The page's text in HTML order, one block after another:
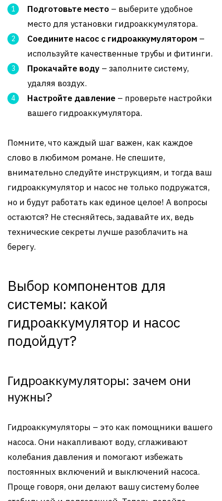
Подготовьте место – выберите удобное
место для установки гидроаккумулятора.
Соедините насос с гидроаккумулятором –
используйте качественные трубы и фитинги.
Прокачайте воду – заполните систему,
удаляя воздух.
Настройте давление – проверьте настройки
вашего гидроаккумулятора.
Помните, что каждый шаг важен, как каждое
слово в любимом романе. Не спешите,
внимательно следуйте инструкциям, и тогда ваш
гидроаккумулятор и насос не только подружатся,
но и будут работать как единое целое! А вопросы
остаются? Не стесняйтесь, задавайте их, ведь
технические секреты лучше разоблачить на
берегу.
Выбор компонентов для
системы: какой
гидроаккумулятор и насос
подойдут?
Гидроаккумуляторы: зачем они
нужны?
Гидроаккумуляторы – это как помощники вашего
насоса. Они накапливают воду, сглаживают
колебания давления и помогают избежать
постоянных включений и выключений насоса.
Проще говоря, они делают вашу систему более